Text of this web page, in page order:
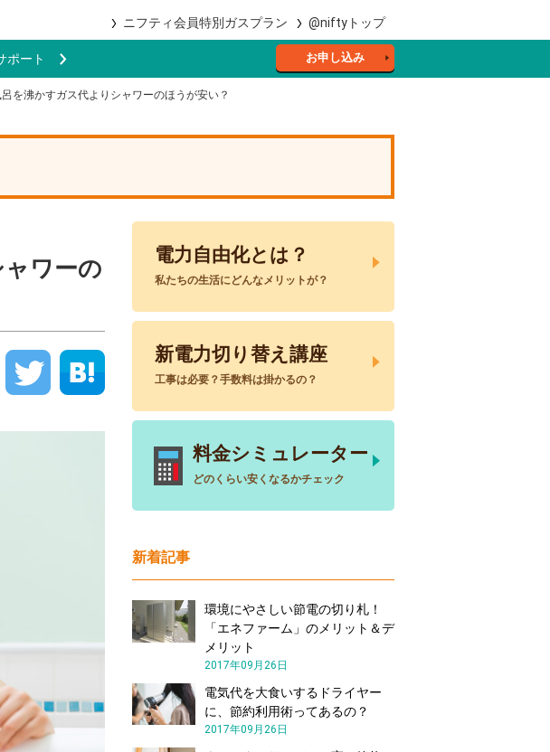
ニフティ会員特別ガスプラン @niftyトップ
ポート お申し込み
を沸かすガス代よりシャワーのほうが安い？
ワーの
電力自由化とは？
私たちの生活にどんなメリットが？
新電力切り替え講座
工事は必要？手数料は掛かるの？
料金シミュレーター
どのくらい安くなるかチェック
新着記事
環境にやさしい節電の切り札！
「エネファーム」のメリット＆デ
メリット
2017年09月26日
電気代を大食いするドライヤー
に、節約利用術ってあるの？
2017年09月26日